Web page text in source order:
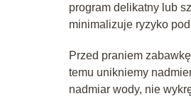
program delikatny lub
minimalizuje ryzyko
Przed praniem
temu unikniemy
nadmiar wody, nie